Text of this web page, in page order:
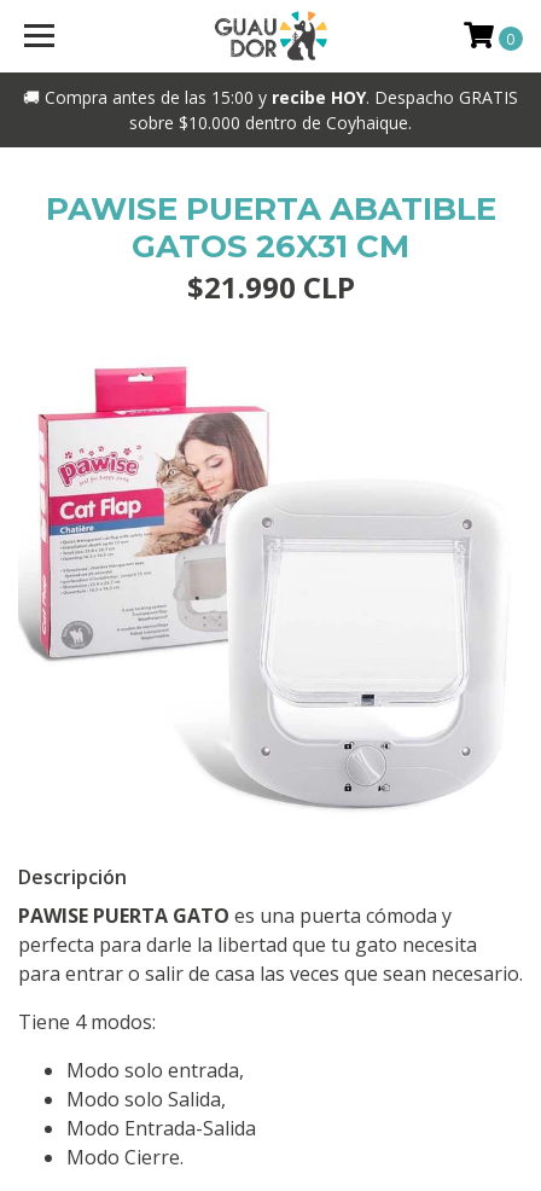
🚚 Compra antes de las 15:00 y recibe HOY. Despacho GRATIS
sobre $10.000 dentro de Coyhaique.
0
PAWISE PUERTA ABATIBLE
GATOS 26X31 CM
$21.990 CLP
Descripción
PAWISE PUERTA GATO es una puerta cómoda y
perfecta para darle la libertad que tu gato necesita
para entrar o salir de casa las veces que sean necesario.
Tiene 4 modos:
Modo solo entrada,
Modo solo Salida,
Modo Entrada-Salida
Modo Cierre.